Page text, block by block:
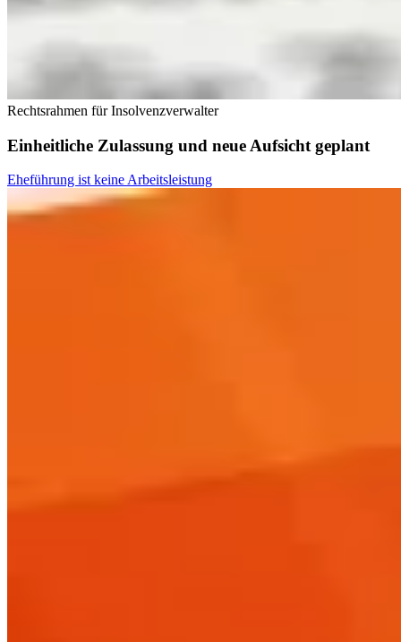
Rechtsrahmen für Insolvenzverwalter
Einheitliche Zulassung und neue Aufsicht geplant
Eheführung ist keine Arbeitsleistung